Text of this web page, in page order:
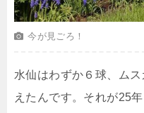
今が見ごろ！
水仙はわずか６球、ム
えたんです。それが25